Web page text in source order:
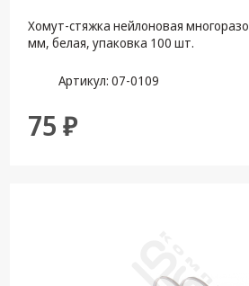
Хомут-стяжка нейлоновая
мм, белая, упаковка 100 шт.
Артикул: 07-0109
75 ₽